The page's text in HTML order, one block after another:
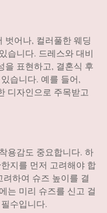
벗어나, 컬러풀한 웨딩
습니다. 드레스와 대비
을 표현하고, 결혼식 후
습니다. 예를 들어,
디자인으로 주목받고
용감도 중요합니다. 하
지를 먼저 고려해야 합
하여 슈즈 높이를 결
는 미리 슈즈를 신고 걸
수입니다.